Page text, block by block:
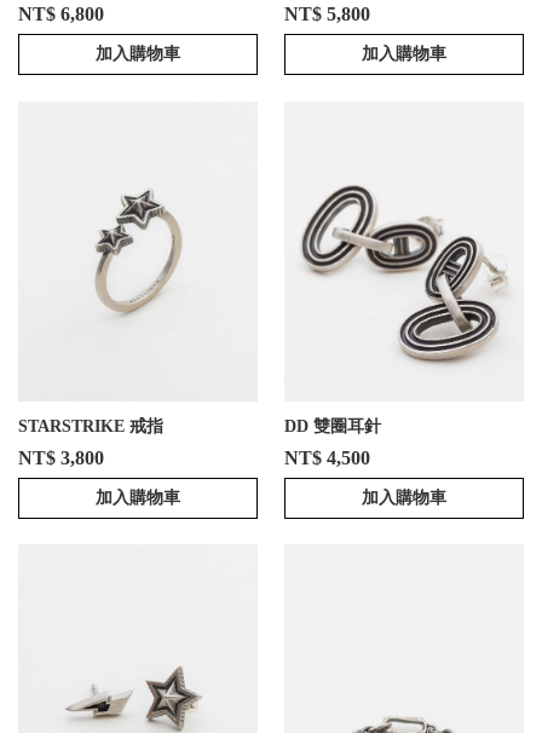
NT$ 6,800
加入購物車
NT$ 5,800
加入購物車
STARSTRIKE 戒指
NT$ 3,800
加入購物車
DD 雙圈耳針
NT$ 4,500
加入購物車